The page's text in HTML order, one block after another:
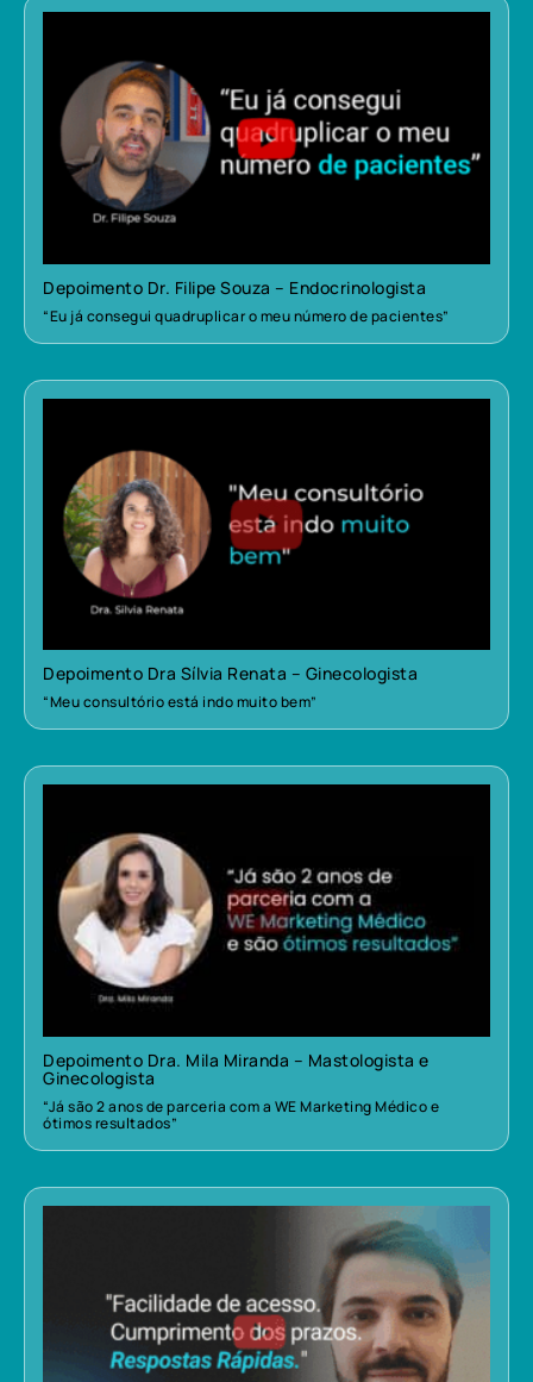
Depoimento Dr. Filipe Souza – Endocrinologista
“Eu já consegui quadruplicar o meu número de pacientes”
Depoimento Dra Sílvia Renata – Ginecologista
“Meu consultório está indo muito bem”
Depoimento Dra. Mila Miranda – Mastologista e
Ginecologista
“Já são 2 anos de parceria com a WE Marketing Médico e
ótimos resultados”